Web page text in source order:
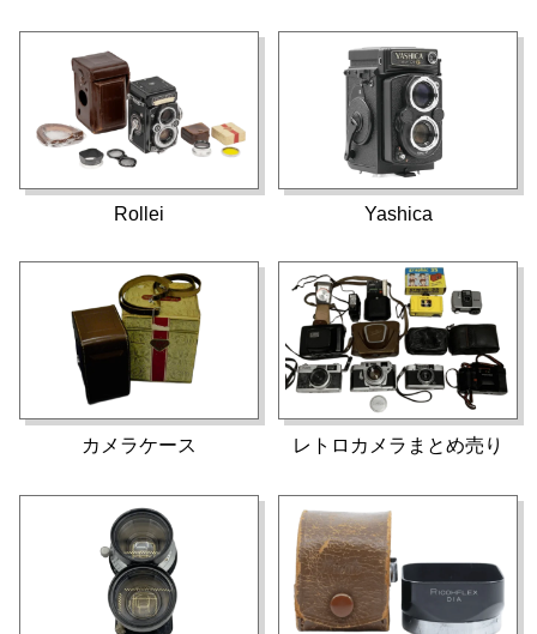
Rollei Yashica
カメラケース レトロカメラまとめ売り